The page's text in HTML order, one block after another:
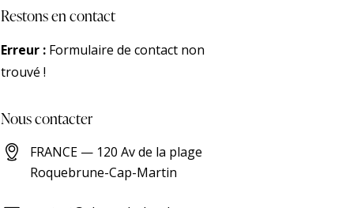
Restons en contact
Erreur : Formulaire de contact non
trouvé !
Nous contacter
FRANCE — 120 Av de la plage
Roquebrune-Cap-Martin